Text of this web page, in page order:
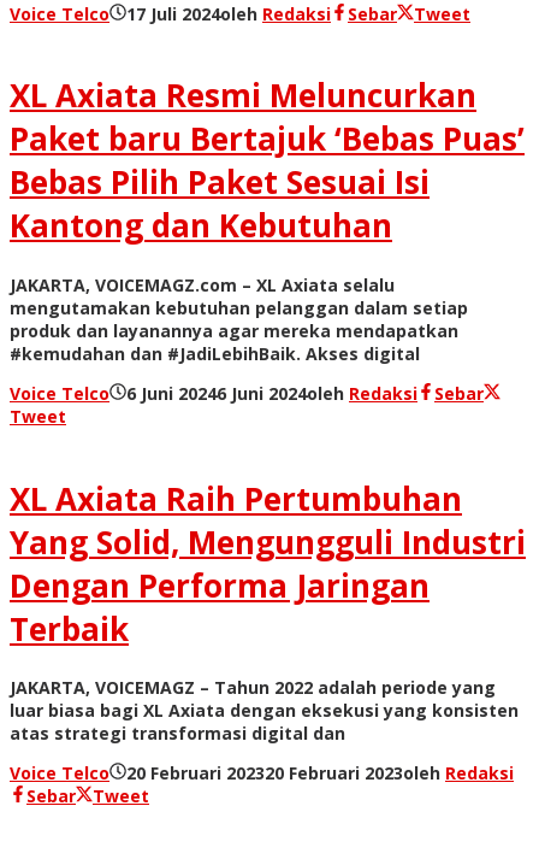
Voice Telco
17 Juli 2024oleh Redaksi Sebar Tweet
XL Axiata Resmi Meluncurkan
Paket baru Bertajuk ‘Bebas Puas’
Bebas Pilih Paket Sesuai Isi
Kantong dan Kebutuhan
JAKARTA, VOICEMAGZ.com – XL Axiata selalu
mengutamakan kebutuhan pelanggan dalam setiap
produk dan layanannya agar mereka mendapatkan
#kemudahan dan #JadiLebihBaik. Akses digital
Voice Telco
6 Juni 20246 Juni 2024oleh Redaksi
Sebar
Tweet
XL Axiata Raih Pertumbuhan
Yang Solid, Mengungguli Industri
Dengan Performa Jaringan
Terbaik
JAKARTA, VOICEMAGZ – Tahun 2022 adalah periode yang
luar biasa bagi XL Axiata dengan eksekusi yang konsisten
atas strategi transformasi digital dan
Voice Telco
20 Februari 202320 Februari 2023oleh Redaksi
Sebar
Tweet